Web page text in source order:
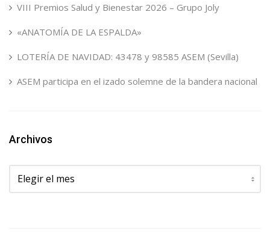
VIII Premios Salud y Bienestar 2026 – Grupo Joly
«ANATOMÍA DE LA ESPALDA»
LOTERÍA DE NAVIDAD: 43478 y 98585 ASEM (Sevilla)
ASEM participa en el izado solemne de la bandera nacional
Archivos
Archivos